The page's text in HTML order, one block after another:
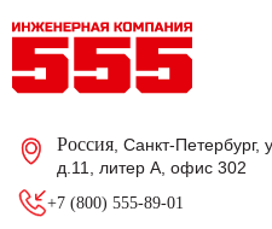
Россия , Санкт-Петербург,
д.11, литер А, офис 302
+7 (800) 555-89-01